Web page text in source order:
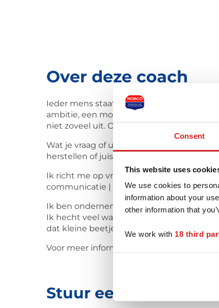
Consent
This website uses
We use cookies to
information about your
other information that
We work with 18 third
Over deze coach
Ieder mens staat wel eens op een
ambitie, een mooi idee hebt, en
niet zoveel uit. Onder al die rollen zijn we
Wat je vraag of uitdaging ook is, je hoeft
herstellen of juist wilt groeien: er is vaak
Ik richt me op vraagstukken als
communicatie | Levensvragen/zingeving
Ik ben ondernemer en Coach. Daarnaast
Ik hecht veel waarde aan veiligheid,
dat kleine beetje gezonde spanning dat
Voor meer informatie verwijs ik je graag
Stuur een bericht